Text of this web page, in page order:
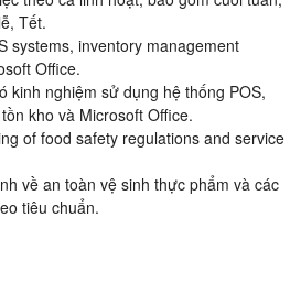
Tết.
systems, inventory management
Office.
kinh nghiệm sử dụng hệ thống POS,
kho và Microsoft Office.
of food safety regulations and service
về an toàn vệ sinh thực phẩm và các
tiêu chuẩn.